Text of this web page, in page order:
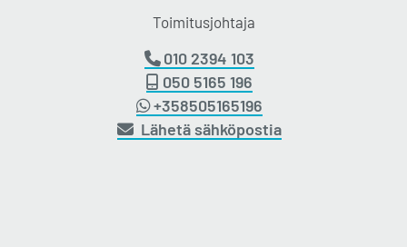
Toimitusjohtaja
010 2394 103
050 5165 196
+358505165196
Lähetä sähköpostia